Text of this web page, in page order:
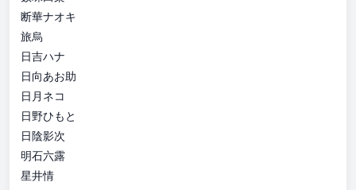
断華ナオキ
旅烏
日吉ハナ
日向あお助
日月ネコ
日野ひもと
日陰影次
明石六露
星井情